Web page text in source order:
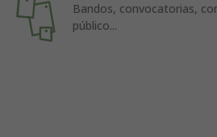
Bandos, convocatorias,
público...